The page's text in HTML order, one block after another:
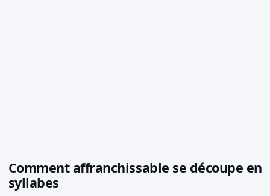
Comment affranchissable se découpe en
syllabes